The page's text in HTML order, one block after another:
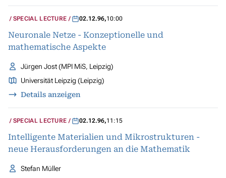
SPECIAL LECTURE 02.12.96,10:00
Neuronale Netze - Konzeptionelle und
mathematische Aspekte
Jürgen Jost (MPI MiS, Leipzig)
Universität Leipzig (Leipzig)
Details anzeigen
SPECIAL LECTURE 02.12.96,11:15
Intelligente Materialien und Mikrostrukturen -
neue Herausforderungen an die Mathematik
Stefan Müller